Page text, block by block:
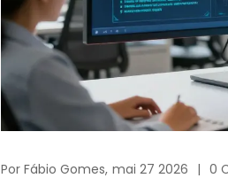
Por Fábio Gomes, mai 27 2026 0